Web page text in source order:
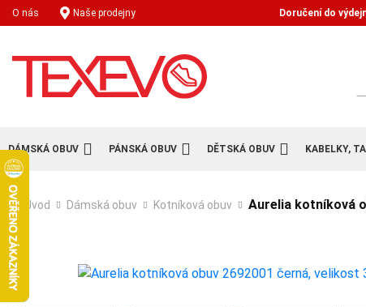
O nás Naše prodejny Doručení do
DÁMSKÁ OBUV PÁNSKÁ OBUV DĚTSKÁ OBUV KABELKY,
Úvod Dámská obuv Kotníková obuv Aurelia kotníková